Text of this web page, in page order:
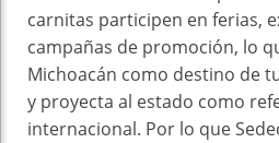
carnitas participen en ferias,
campañas de promoción, lo
Michoacán como destino de
y proyecta al estado como
internacional. Por lo que